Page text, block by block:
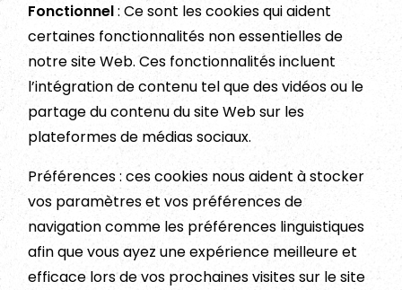
Fonctionnel: Ce sont les cookies qui aident
certaines fonctionnalités non essentielles de
notre site Web. Ces fonctionnalités incluent
l’intégration de contenu tel que des vidéos ou le
partage du contenu du site Web sur les
plateformes de médias sociaux.
Préférences : ces cookies nous aident à stocker
vos paramètres et vos préférences de
navigation comme les préférences linguistiques
afin que vous ayez une expérience meilleure et
efficace lors de vos prochaines visites sur le site